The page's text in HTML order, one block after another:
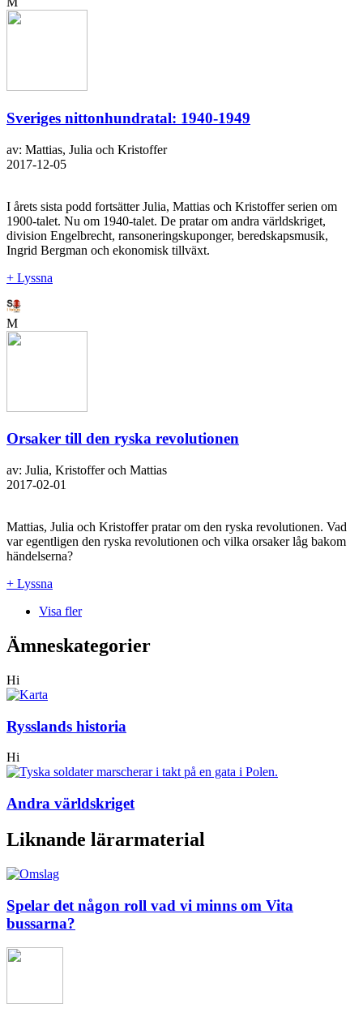
Sveriges nittonhundratal: 1940-1949
av: Mattias, Julia och Kristoffer
2017-12-05
I årets sista podd fortsätter Julia, Mattias och Kristoffer serien om
1900-talet. Nu om 1940-talet. De pratar om andra världskriget,
division Engelbrecht, ransoneringskuponger, beredskapsmusik,
Ingrid Bergman och ekonomisk tillväxt.
+ Lyssna
M
Orsaker till den ryska revolutionen
av: Julia, Kristoffer och Mattias
2017-02-01
Mattias, Julia och Kristoffer pratar om den ryska revolutionen. Vad
var egentligen den ryska revolutionen och vilka orsaker låg bakom
händelserna?
+ Lyssna
Visa fler
Ämneskategorier
Hi
Rysslands historia
Hi
Andra världskriget
Liknande lärarmaterial
Spelar det någon roll vad vi minns om Vita
bussarna?